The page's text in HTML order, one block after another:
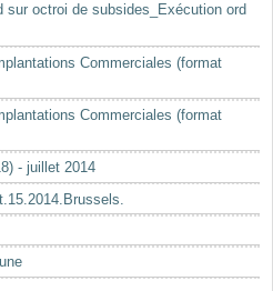
sur octroi de subsides_Exécution ord
Commerciales (format
Commerciales (format
- juillet 2014